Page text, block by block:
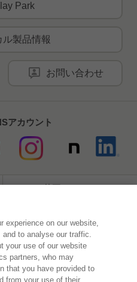
Park
ル製品情報
お問い合わせ
アカウント
花王について
投資家情報
採用情報
experience on our website,
to analyse our traffic.
your use of our website
partners, who may
that you have provided to
from your use of their